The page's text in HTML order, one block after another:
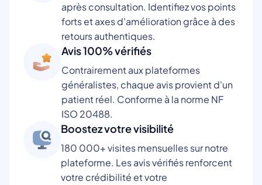
après consultation. Identifiez vos points
forts et axes d'amélioration grâce à des
retours authentiques.
Avis 100% vérifiés
Contrairement aux plateformes
généralistes, chaque avis provient d'un
patient réel. Conforme à la norme NF
ISO 20488.
Boostez votre visibilité
180 000+ visites mensuelles sur notre
plateforme. Les avis vérifiés renforcent
votre crédibilité et votre